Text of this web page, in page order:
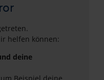
helfen können:
deine